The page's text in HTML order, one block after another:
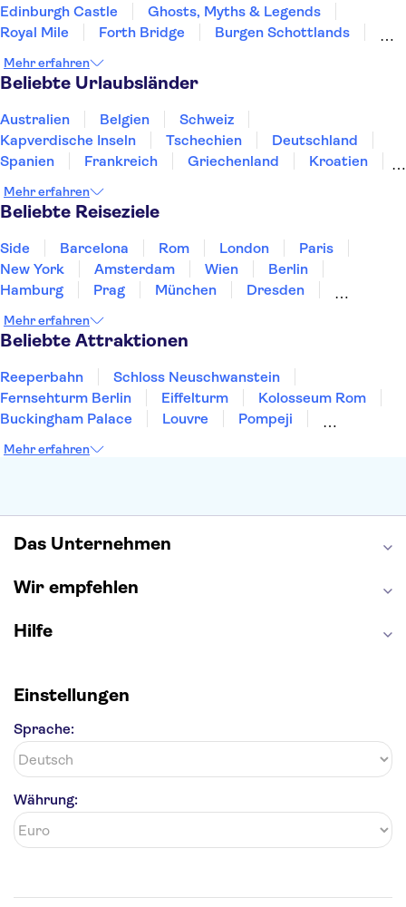
Edinburgh Castle
Ghosts, Myths & Legends
Royal Mile
Forth Bridge
Burgen Schottlands
Palace of Holyroodhouse
Harry Potter-Touren ab London
Harry Potter Studios
London Eye
King's Cross Station
Madame Tussauds London
Mehr erfahren
Beliebte Urlaubsländer
Australien Belgien
Schweiz
Kapverdische Inseln
Tschechien
Deutschland
Spanien
Frankreich Griechenland
Kroatien
Norwegen
Polen
Mehr erfahren
Beliebte Reiseziele
Side Barcelona Rom London
Paris
New York
Amsterdam Wien
Berlin
Hamburg
Prag München
Dresden
Heidelberg
Bremen
Mehr erfahren
Beliebte Attraktionen
Reeperbahn
Schloss Neuschwanstein
Fernsehturm Berlin
Eiffelturm
Kolosseum Rom
Buckingham Palace
Louvre
Pompeji
Moulin Rouge
Mehr erfahren
Das Unternehmen
Wir empfehlen
Hilfe
Einstellungen
Sprache:
Währung: